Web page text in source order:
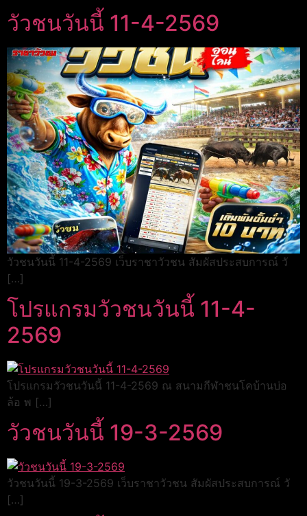
วัวชนวันนี้ 11-4-2569
วัวชนวันนี้ 11-4-2569 เว็บราชาวัวชน สัมผัสประสบการณ์ วั
[…]
โปรแกรมวัวชนวันนี้ 11-4-
2569
โปรแกรมวัวชนวันนี้ 11-4-2569 ณ สนามกีฬาชนโคบ้านบ่อ
ล้อ พ […]
วัวชนวันนี้ 19-3-2569
วัวชนวันนี้ 19-3-2569 เว็บราชาวัวชน สัมผัสประสบการณ์ วั
[…]